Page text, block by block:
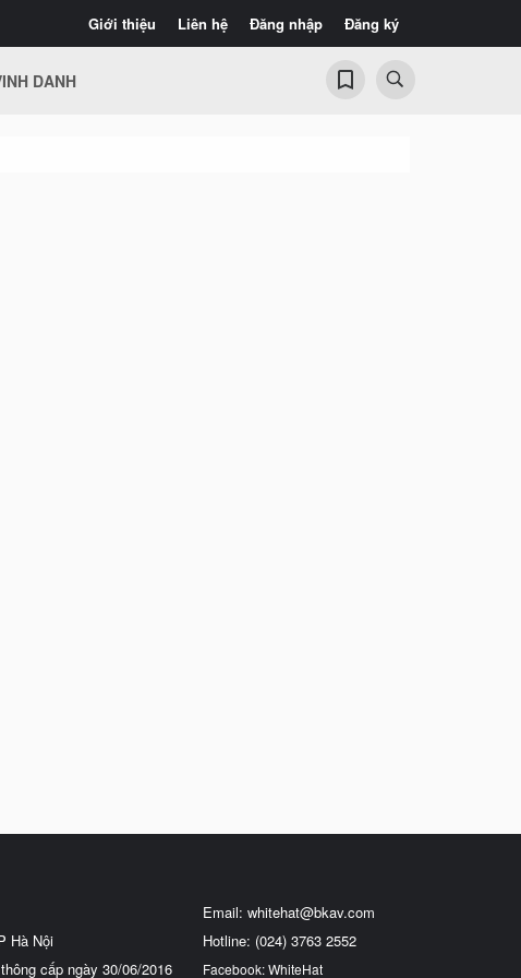
Giới thiệu Liên hệ Đăng nhập Đăng ký
DANH
Hà Nội
cấp ngày 30/06/2016
Email: whitehat@bkav.com
Hotline: (024) 3763 2552
Facebook: WhiteHat